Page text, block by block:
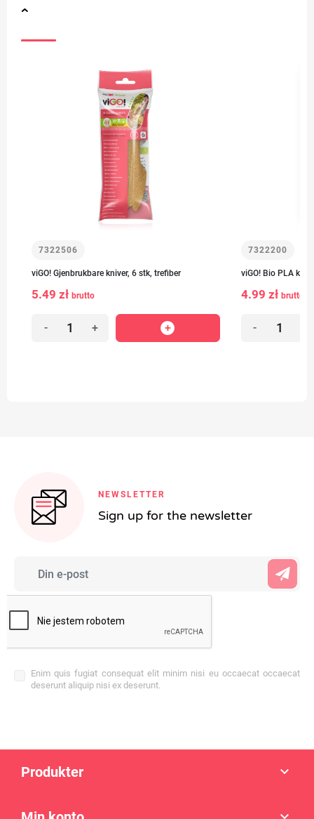
7322506
viGO! Gjenbrukbare kniver, 6 stk, trefiber
5.49 zł brutto
- +
7322200
viGO! Bio PLA
4.99 zł brutto
-
NEWSLETTER
Sign up for the newsletter
Enim quis fugiat consequat elit minim nisi eu occaecat occaecat
deserunt aliquip nisi ex deserunt.
Produkter 